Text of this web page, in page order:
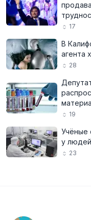
17
В
агента
28
19
Учёные
у
23